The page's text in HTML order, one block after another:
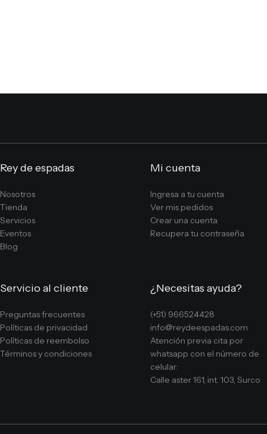
Rey de espadas
Nosotros
Tienda
Servicios
Eventos
Blog
Mi cuenta
Ingresa a tu cuenta
Ver mis pedidos
Crear una cuenta
Recupera tu contraseña
Servicio al cliente
Preguntas frecuentes
Políticas de privacidad
Políticas de reembolso
Términos y condiciones
¿Necesitas ayuda?
(+51) 966524428
info@reydeespadas.com
Atención previa cita por
whatsapp con el número de
celular:
Calle aster 161, int. 103, Surco